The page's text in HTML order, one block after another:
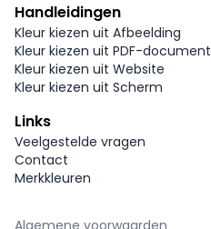
Handleidingen
Kleur kiezen uit Afbeelding
Kleur kiezen uit PDF-document
Kleur kiezen uit Website
Kleur kiezen uit Scherm
Links
Veelgestelde vragen
Contact
Merkkleuren
Algemene voorwaarden